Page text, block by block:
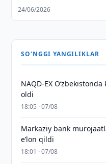
24/06/2026
SO'NGGI YANGILIKLAR
NAQD-EX
oldi
18:05 · 07/08
Markaziy bank
eʼlon qildi
18:01 · 07/08